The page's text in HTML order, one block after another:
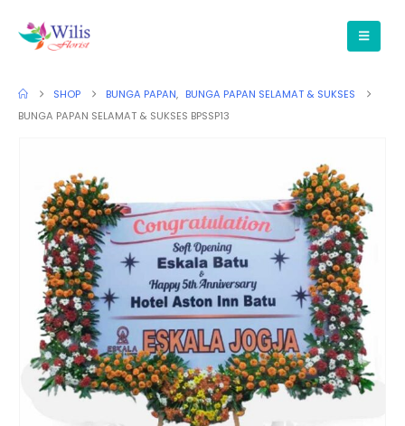
SHOP BUNGA PAPAN, BUNGA PAPAN SELAMAT & SUKSES
BUNGA PAPAN SELAMAT & SUKSES BPSSP13